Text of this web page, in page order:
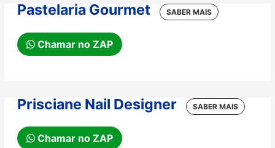
Pastelaria Gourmet
Chamar no ZAP
Prisciane Nail Designer
Chamar no ZAP